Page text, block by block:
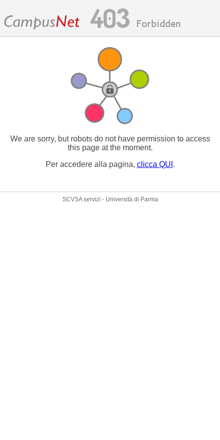
We are sorry, but robots do not have permission to access
this page at the moment.
Per accedere alla pagina, clicca QUI .
SCVSA servizi - Università di Parma